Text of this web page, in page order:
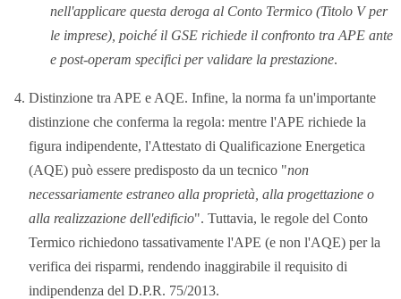
nell'applicare questa deroga al Conto Termico (Titolo V per
le imprese), poiché il GSE richiede il confronto tra APE ante
e post-operam specifici per validare la prestazione.
Distinzione tra APE e AQE. Infine, la norma fa un'importante
distinzione che conferma la regola: mentre l'APE richiede la
figura indipendente, l'Attestato di Qualificazione Energetica
(AQE) può essere predisposto da un tecnico "non
necessariamente estraneo alla proprietà, alla progettazione o
alla realizzazione dell'edificio". Tuttavia, le regole del Conto
Termico richiedono tassativamente l'APE (e non l'AQE) per la
verifica dei risparmi, rendendo inaggirabile il requisito di
indipendenza del D.P.R. 75/2013.